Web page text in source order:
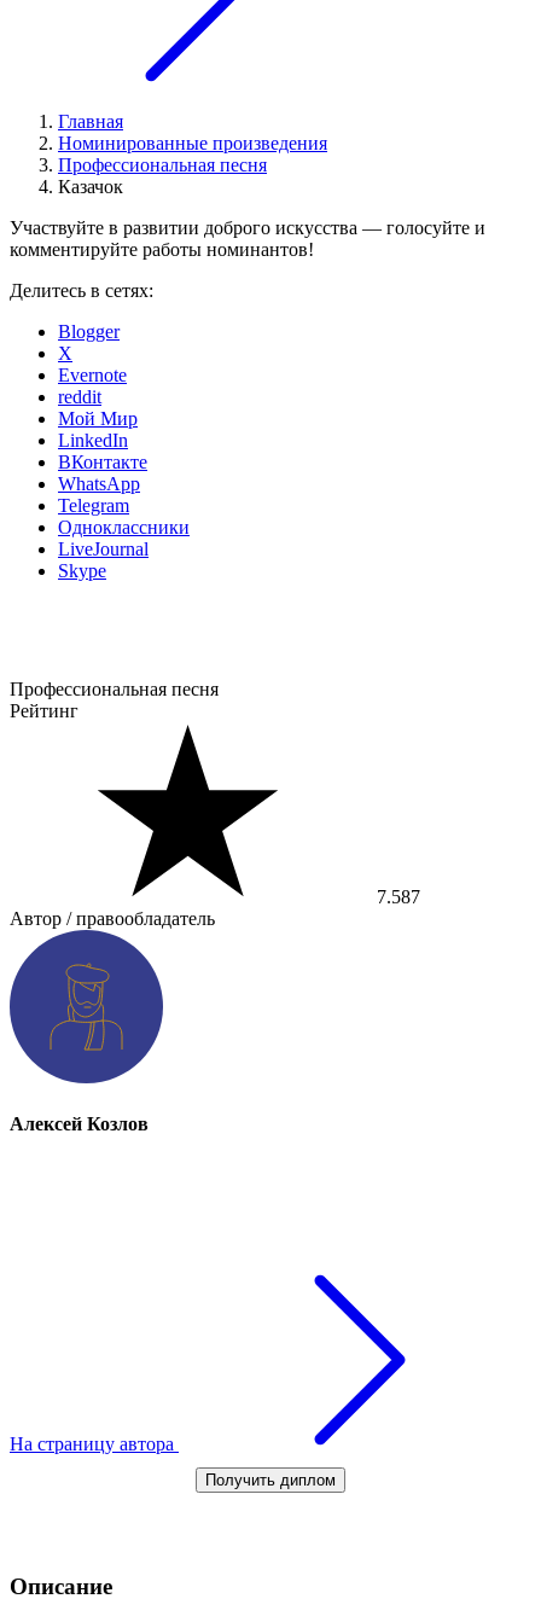
Главная
Номинированные произведения
Профессиональная песня
Казачок
Участвуйте в развитии доброго искусства — голосуйте и
комментируйте работы номинантов!
Делитесь в сетях:
Blogger
X
Evernote
reddit
Мой Мир
LinkedIn
ВКонтакте
WhatsApp
Telegram
Одноклассники
LiveJournal
Skype
Профессиональная песня
Рейтинг
7.587
Автор / правообладатель
Алексей Козлов
На страницу автора
Получить диплом
Описание